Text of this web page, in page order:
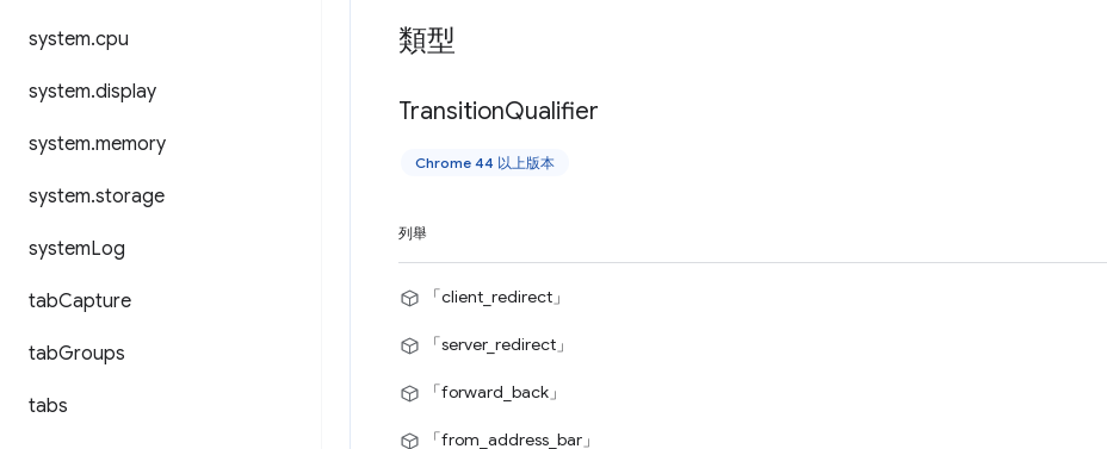
system.cpu
system.display
system.memory
system.storage
systemLog
tabCapture
tabGroups
tabs
類型
TransitionQualifier
Chrome 44 以上版本
列舉
「client_redirect」
「server_redirect」
「forward_back」
「from_address_bar」